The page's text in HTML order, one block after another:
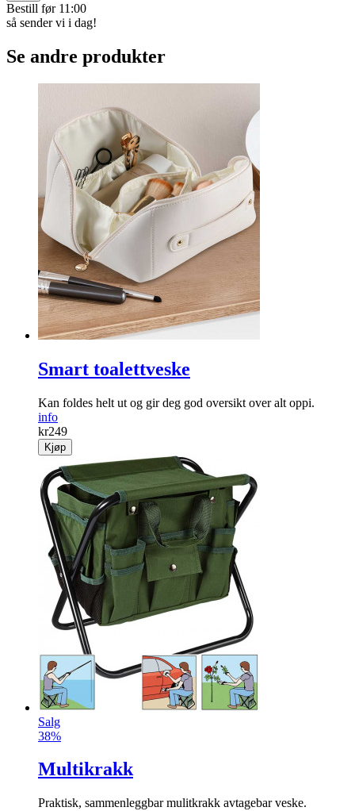
Bestill før 11:00
så sender vi i dag!
Se andre produkter
Smart toalettveske
Kan foldes helt ut og gir deg god oversikt over alt oppi.
info
kr249
Kjøp
Salg
38%
Multikrakk
Praktisk, sammenleggbar mulitkrakk avtagebar veske.